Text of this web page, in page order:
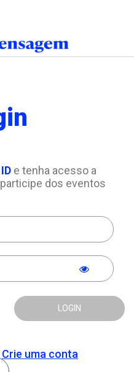
e tenha acesso a
dos eventos
LOGIN
Crie uma conta